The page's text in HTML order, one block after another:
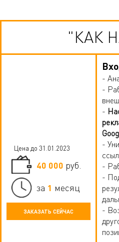
"КАК
Цена до 31.01.2023
40 000 руб.
за 1 месяц
ЗАКАЗАТЬ СЕЙЧАС
-
-
-
-
-
-
-